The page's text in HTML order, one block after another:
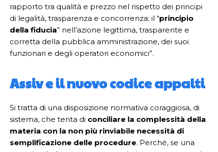
rapporto tra qualità e prezzo nel rispetto dei principi
di legalità, trasparenza e concorrenza; il “principio
della fiducia” nell’azione legittima, trasparente e
corretta della pubblica amministrazione, dei suoi
funzionari e degli operatori economici”.
Assiv e il nuovo codice appalti
Si tratta di una disposizione normativa coraggiosa, di
sistema, che tenta di conciliare la complessità della
materia con la non più rinviabile necessità di
semplificazione delle procedure. Perché, se una